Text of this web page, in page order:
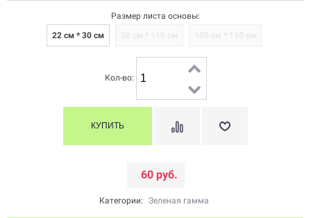
Размер листа основы:
22 см * 30 см
Кол-во:
60 руб.
Категории: Зеленая гамма